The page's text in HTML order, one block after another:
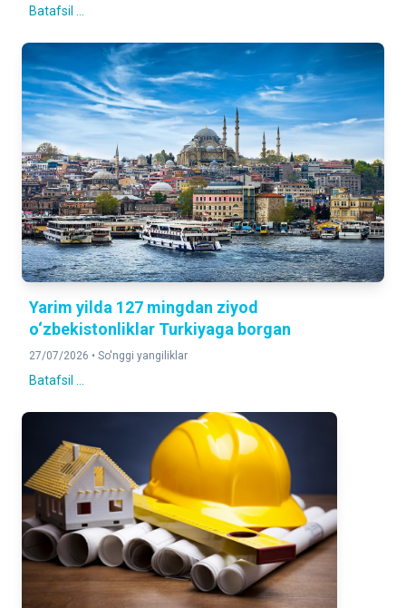
Batafsil ...
Yarim yilda 127 mingdan ziyod
o‘zbekistonliklar Turkiyaga borgan
27/07/2026 • So'nggi yangiliklar
Batafsil ...